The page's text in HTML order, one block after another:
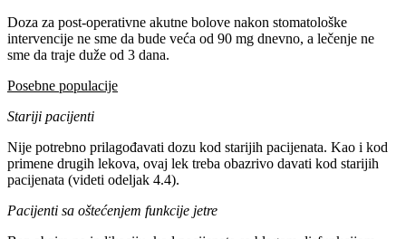
Doza za post-operativne akutne bolove nakon stomatološke
intervencije ne sme da bude veća od 90 mg dnevno, a lečenje ne
sme da traje duže od 3 dana.
Posebne populacije
Stariji pacijenti
Nije potrebno prilagođavati dozu kod starijih pacijenata. Kao i kod
primene drugih lekova, ovaj lek treba obazrivo davati kod starijih
pacijenata (videti odeljak 4.4).
Pacijenti sa oštećenjem funkcije jetre